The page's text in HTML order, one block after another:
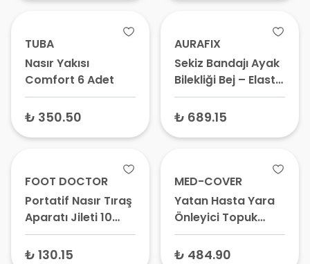
TUBA
Nasır Yakısı
Comfort 6 Adet
₺ 350.50
AURAFIX
Sekiz Bandajı Ayak
Bilekliği Bej – Elastik
Ayak Bilek Sargısı,
Destek Bandı
₺ 689.15
FOOT DOCTOR
Portatif Nasır Tıraş
Aparatı Jileti 10
Adet
₺ 130.15
MED-COVER
Yatan Hasta Yara
Önleyici Topuk
Koruyucu Köpük
Örtü
₺ 484.90